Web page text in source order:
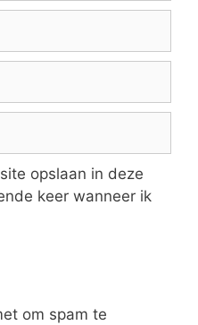
opslaan in deze
keer wanneer ik
om spam te